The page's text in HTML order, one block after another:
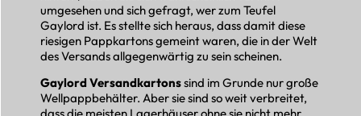
umgesehen und sich gefragt, wer zum Teufel
Gaylord ist. Es stellte sich heraus, dass damit diese
riesigen Pappkartons gemeint waren, die in der Welt
des Versands allgegenwärtig zu sein scheinen.
Gaylord Versandkartonssind im Grunde nur große
Wellpappbehälter. Aber sie sind so weit verbreitet,